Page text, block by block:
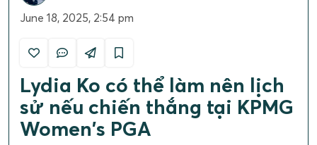
June 18, 2025, 2:54 pm
Lydia Ko có thể làm nên lịch
sử nếu chiến thắng tại KPMG
Women's PGA